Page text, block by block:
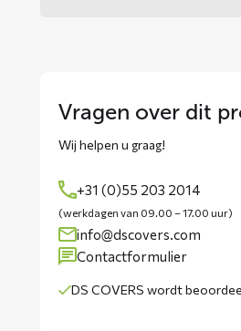
Vragen over dit
Wij helpen u graag!
+31 (0)55 203 2014
(werkdagen van 09.00 – 17.00 uur)
info@dscovers.com
Contactformulier
DS COVERS wordt